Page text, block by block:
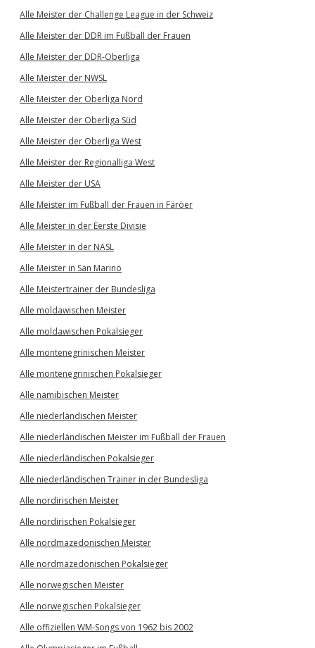
Alle Meister der Challenge League in der Schweiz
Alle Meister der DDR im Fußball der Frauen
Alle Meister der DDR-Oberliga
Alle Meister der NWSL
Alle Meister der Oberliga Nord
Alle Meister der Oberliga Süd
Alle Meister der Oberliga West
Alle Meister der Regionalliga West
Alle Meister der USA
Alle Meister im Fußball der Frauen in Färöer
Alle Meister in der Eerste Divisie
Alle Meister in der NASL
Alle Meister in San Marino
Alle Meistertrainer der Bundesliga
Alle moldawischen Meister
Alle moldawischen Pokalsieger
Alle montenegrinischen Meister
Alle montenegrinischen Pokalsieger
Alle namibischen Meister
Alle niederländischen Meister
Alle niederländischen Meister im Fußball der Frauen
Alle niederländischen Pokalsieger
Alle niederländischen Trainer in der Bundesliga
Alle nordirischen Meister
Alle nordirischen Pokalsieger
Alle nordmazedonischen Meister
Alle nordmazedonischen Pokalsieger
Alle norwegischen Meister
Alle norwegischen Pokalsieger
Alle offiziellen WM-Songs von 1962 bis 2002